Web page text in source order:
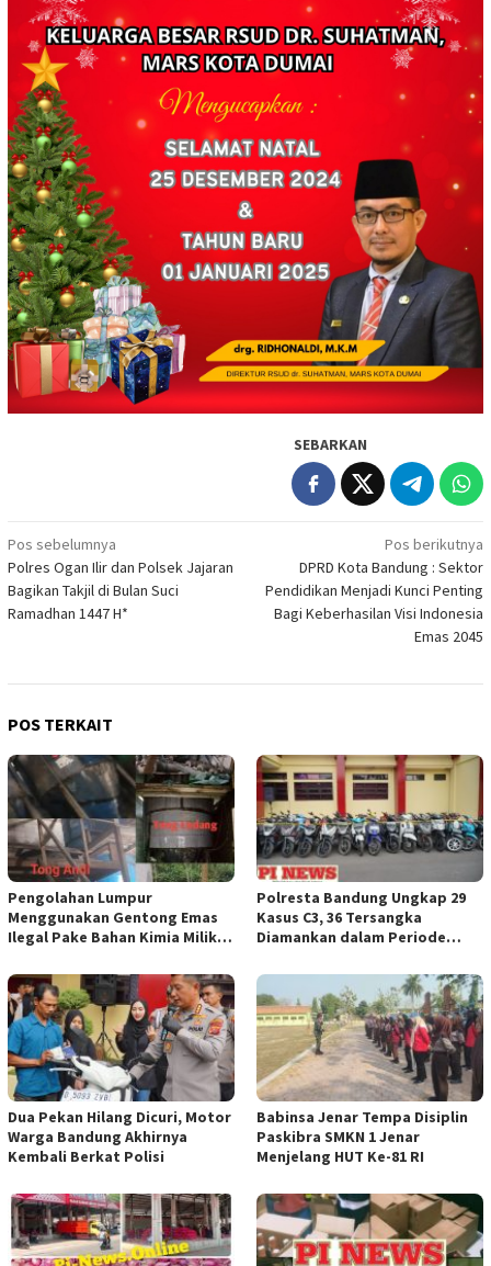
SEBARKAN
Navigasi
pos
Pos sebelumnya
Polres Ogan Ilir dan Polsek Jajaran
Bagikan Takjil di Bulan Suci
Ramadhan 1447 H*
Pos berikutnya
DPRD Kota Bandung : Sektor
Pendidikan Menjadi Kunci Penting
Bagi Keberhasilan Visi Indonesia
Emas 2045
POS TERKAIT
Pengolahan Lumpur
Menggunakan Gentong Emas
Ilegal Pake Bahan Kimia Milik
Aparat Penegak Hukum ( APH )
Jangan Sampai Diam Saja
Polresta Bandung Ungkap 29
Kasus C3, 36 Tersangka
Diamankan dalam Periode
Dua Pekan Hilang Dicuri, Motor
Warga Bandung Akhirnya
Kembali Berkat Polisi
Babinsa Jenar Tempa Disiplin
Paskibra SMKN 1 Jenar
Menjelang HUT Ke-81 RI